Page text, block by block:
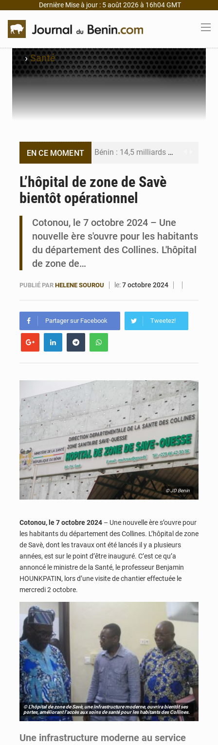
Dernière Mise à jour : 5 août 2026 à 16h04 GMT
›Santé
EN CE MOMENT Bénin : 14,5 milliards de dollars pour faire de la CDN 3.0 un bouclier économique
Noyade tragique à Kalalé : 2 enfants perdent la vie à Gawézi
L’hôpital de zone de Savè
bientôt opérationnel
Cotonou, le 7 octobre 2024 – Une
nouvelle ère s'ouvre pour les habitants
du département des Collines. L'hôpital
de zone de…
PUBLIÉ PAR HELENE SOUROU le:7 octobre 2024
Partager sur Facebook Tweetez!
© JD Benin
Cotonou, le 7 octobre 2024 – Une nouvelle ère s’ouvre pour
les habitants du département des Collines. L’hôpital de zone
de Savè, dont les travaux ont été lancés il y a plusieurs
années, est sur le point d’être inauguré. C’est ce qu’a
annoncé le ministre de la Santé, le professeur Benjamin
HOUNKPATIN, lors d’une visite de chantier effectuée le
mercredi 2 octobre.
© L'hôpital de zone de Savè, une infrastructure moderne, ouvrira bientôt ses
portes, améliorant l'accès aux soins de santé pour les habitants des Collines.
Une infrastructure moderne au service